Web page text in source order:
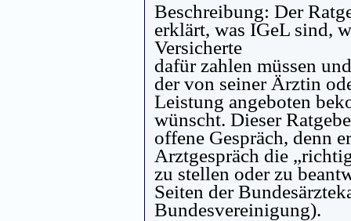
Beschreibung: Der
erklärt, was IGeL sind,
Versicherte
dafür zahlen müssen
der von seiner Ärztin
Leistung angeboten
wünscht. Dieser
offene Gespräch, denn
Arztgespräch die
zu stellen oder zu
Seiten der
Bundesvereinigung).